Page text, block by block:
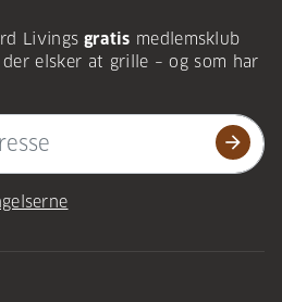
Livings gratis medlemsklub
elsker at grille – og som har
arrow_forward